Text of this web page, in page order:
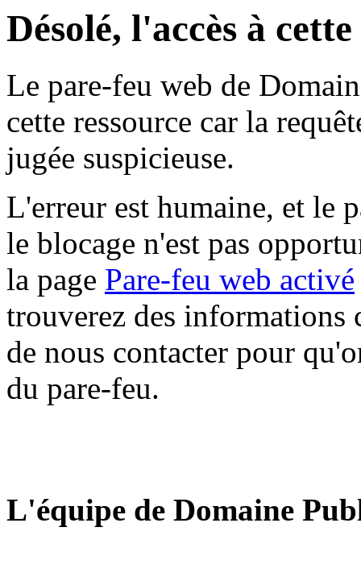
Désolé, l'accès à
Le pare-feu web de
cette ressource car la
jugée suspicieuse.
L'erreur est humaine, et le
le blocage n'est pas
la page Pare-feu web activé
trouverez des informations
de nous contacter pour
du pare-feu.
L'équipe de Domaine